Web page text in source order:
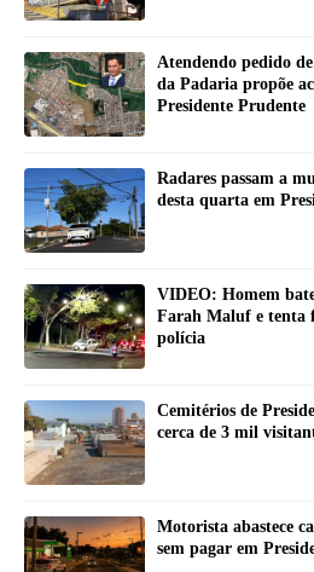
Atendendo pedido
da Padaria propõe
Presidente Prudente
Radares passam a
desta quarta em
VIDEO: Homem
Farah Maluf e tenta
polícia
Cemitérios de
cerca de 3 mil
Motorista abastece
sem pagar em